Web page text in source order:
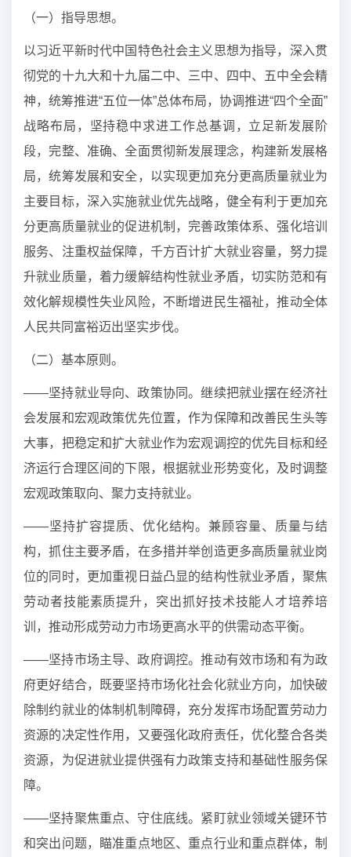
（一）指导思想。
以习近平新时代中国特色社会主义思想为指导，深入贯
彻党的十九大和十九届二中、三中、四中、五中全会精
神，统筹推进“五位一体”总体布局，协调推进“四个全面”
战略布局，坚持稳中求进工作总基调，立足新发展阶
段，完整、准确、全面贯彻新发展理念，构建新发展格
局，统筹发展和安全，以实现更加充分更高质量就业为
主要目标，深入实施就业优先战略，健全有利于更加充
分更高质量就业的促进机制，完善政策体系、强化培训
服务、注重权益保障，千方百计扩大就业容量，努力提
升就业质量，着力缓解结构性就业矛盾，切实防范和有
效化解规模性失业风险，不断增进民生福祉，推动全体
人民共同富裕迈出坚实步伐。
（二）基本原则。
——坚持就业导向、政策协同。继续把就业摆在经济社
会发展和宏观政策优先位置，作为保障和改善民生头等
大事，把稳定和扩大就业作为宏观调控的优先目标和经
济运行合理区间的下限，根据就业形势变化，及时调整
宏观政策取向、聚力支持就业。
——坚持扩容提质、优化结构。兼顾容量、质量与结
构，抓住主要矛盾，在多措并举创造更多高质量就业岗
位的同时，更加重视日益凸显的结构性就业矛盾，聚焦
劳动者技能素质提升，突出抓好技术技能人才培养培
训，推动形成劳动力市场更高水平的供需动态平衡。
——坚持市场主导、政府调控。推动有效市场和有为政
府更好结合，既要坚持市场化社会化就业方向，加快破
除制约就业的体制机制障碍，充分发挥市场配置劳动力
资源的决定性作用，又要强化政府责任，优化整合各类
资源，为促进就业提供强有力政策支持和基础性服务保
障。
——坚持聚焦重点、守住底线。紧盯就业领域关键环节
和突出问题，瞄准重点地区、重点行业和重点群体，制